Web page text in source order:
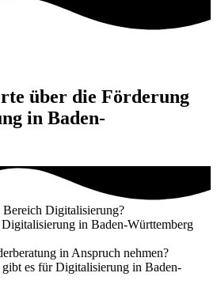
über die Förderung
in Baden-
Bereich Digitalisierung?
in Baden-Württemberg
in Anspruch nehmen?
es für Digitalisierung in Baden-